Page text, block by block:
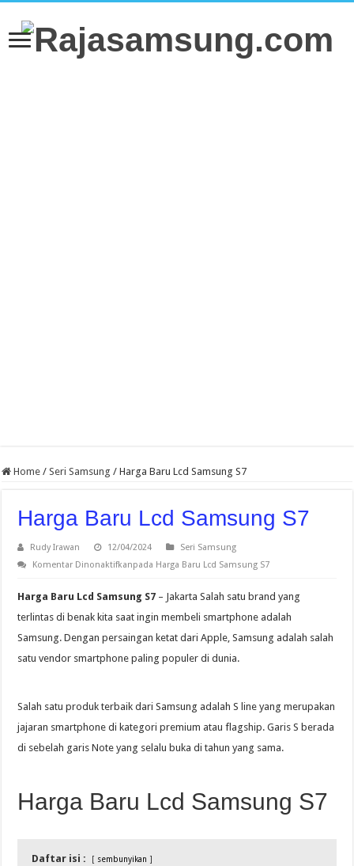
Home / Seri Samsung / Harga Baru Lcd Samsung S7
Harga Baru Lcd Samsung S7
Rudy Irawan 12/04/2024
Seri Samsung
Komentar Dinonaktifkanpada Harga Baru Lcd Samsung S7
Harga Baru Lcd Samsung S7 – Jakarta Salah satu brand yang
terlintas di benak kita saat ingin membeli smartphone adalah
Samsung. Dengan persaingan ketat dari Apple, Samsung adalah salah
satu vendor smartphone paling populer di dunia.
Salah satu produk terbaik dari Samsung adalah S line yang merupakan
jajaran smartphone di kategori premium atau flagship. Garis S berada
di sebelah garis Note yang selalu buka di tahun yang sama.
Harga Baru Lcd Samsung S7
Daftar isi : sembunyikan